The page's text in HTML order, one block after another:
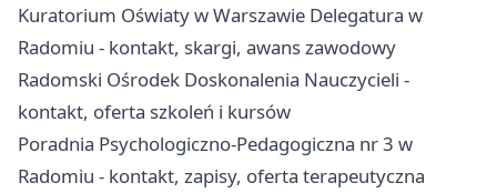
Kuratorium Oświaty w Warszawie Delegatura w
Radomiu - kontakt, skargi, awans zawodowy
Radomski Ośrodek Doskonalenia Nauczycieli -
kontakt, oferta szkoleń i kursów
Poradnia Psychologiczno-Pedagogiczna nr 3 w
Radomiu - kontakt, zapisy, oferta terapeutyczna